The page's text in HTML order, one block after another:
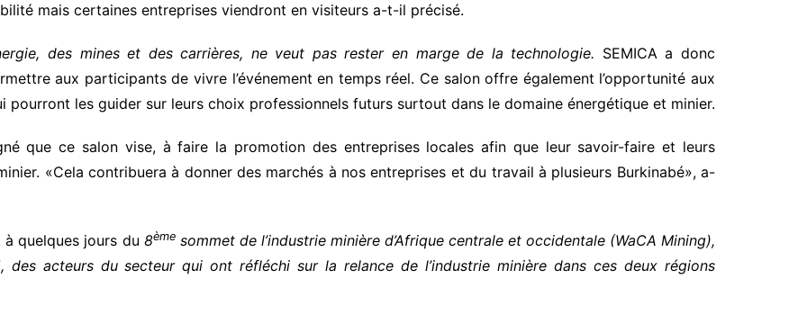
mais certaines entreprises viendront en visiteurs a-t-il précisé.
des mines et des carrières, ne veut pas rester en marge de la technologie. SEMICA a donc
aux participants de vivre l’événement en temps réel. Ce salon offre également l’opportunité aux
les guider sur leurs choix professionnels futurs surtout dans le domaine énergétique et minier.
que ce salon vise, à faire la promotion des entreprises locales afin que leur savoir-faire et leurs
«Cela contribuera à donner des marchés à nos entreprises et du travail à plusieurs Burkinabé», a-
quelques jours du 8èmesommet de l’industrie minière d’Afrique centrale et occidentale (WaCA Mining),
acteurs du secteur qui ont réfléchi sur la relance de l’industrie minière dans ces deux régions